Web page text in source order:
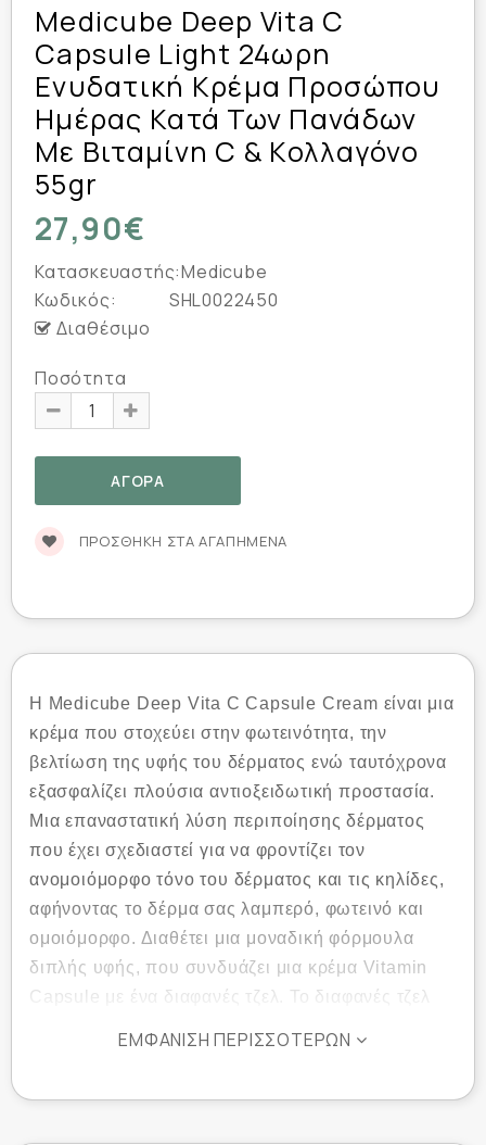
Medicube Deep Vita C
Capsule Light 24ωρη
Ενυδατική Κρέμα Προσώπου
Ημέρας Κατά Των Πανάδων
Με Βιταμίνη C & Κολλαγόνο
55gr
27,90€
Κατασκευαστής:Medicube
Κωδικός:
SHL0022450
Διαθέσιμο
Ποσότητα
ΠΡΟΣΘΉΚΗ ΣΤΑ ΑΓΑΠΗΜΈΝΑ
Η Medicube Deep Vita C Capsule Cream είναι μια
κρέμα που στοχεύει στην φωτεινότητα, την
βελτίωση της υφής του δέρματος ενώ ταυτόχρονα
εξασφαλίζει πλούσια αντιοξειδωτική προστασία.
Μια επαναστατική λύση περιποίησης δέρματος
που έχει σχεδιαστεί για να φροντίζει τον
ανομοιόμορφο τόνο του δέρματος και τις κηλίδες,
αφήνοντας το δέρμα σας λαμπερό, φωτεινό και
ομοιόμορφο. Διαθέτει μια μοναδική φόρμουλα
διπλής υφής, που συνδυάζει μια κρέμα Vitamin
Capsule με ένα διαφανές τζελ. Το διαφανές τζελ
ΕΜΦΆΝΙΣΗ ΠΕΡΙΣΣΌΤΕΡΩΝ